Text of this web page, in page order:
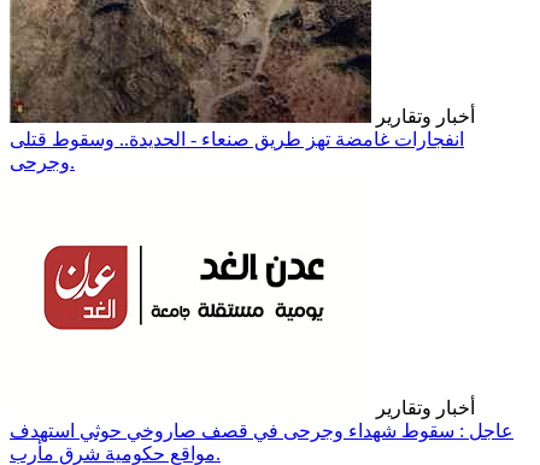
أخبار وتقارير
انفجارات غامضة تهز طريق صنعاء - الحديدة.. وسقوط قتلى
وجرحى.
أخبار وتقارير
عاجل : سقوط شهداء وجرحى في قصف صاروخي حوثي استهدف
مواقع حكومية شرق مأرب.